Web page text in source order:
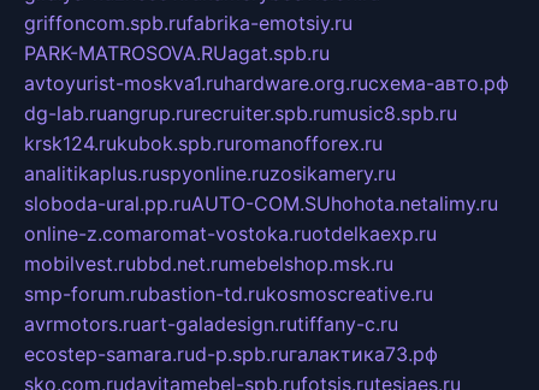
griffoncom.spb.rufabrika-emotsiy.ru
PARK-MATROSOVA.RUagat.spb.ru
avtoyurist-moskva1.ruhardware.org.ruсхема-авто.рф
dg-lab.ruangrup.rurecruiter.spb.rumusic8.spb.ru
krsk124.rukubok.spb.ruromanofforex.ru
analitikaplus.ruspyonline.ruzosikamery.ru
sloboda-ural.pp.ruAUTO-COM.SUhohota.netalimy.ru
online-z.comaromat-vostoka.ruotdelkaexp.ru
mobilvest.rubbd.net.rumebelshop.msk.ru
smp-forum.rubastion-td.rukosmoscreative.ru
avrmotors.ruart-galadesign.rutiffany-c.ru
ecostep-samara.rud-p.spb.ruгалактика73.рф
sko.com.rudavitamebel-spb.rufotsis.rutesiaes.ru